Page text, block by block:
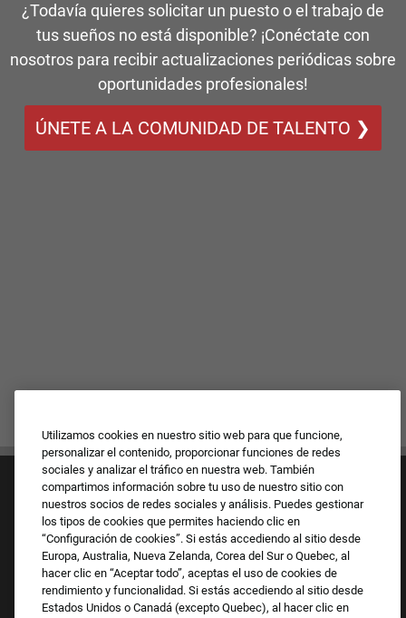
¿Todavía quieres solicitar un puesto o el trabajo de
tus sueños no está disponible? ¡Conéctate con
nosotros para recibir actualizaciones periódicas sobre
oportunidades profesionales!
ÚNETE A LA COMUNIDAD DE TALENTO ❯
Cultura y valores
Nuestras marcas
Empresa
Utilizamos cookies en nuestro sitio web para que funcione,
personalizar el contenido, proporcionar funciones de redes
sociales y analizar el tráfico en nuestra web. También
compartimos información sobre tu uso de nuestro sitio con
nuestros socios de redes sociales y análisis. Puedes gestionar
los tipos de cookies que permites haciendo clic en
“Configuración de cookies”. Si estás accediendo al sitio desde
Europa, Australia, Nueva Zelanda, Corea del Sur o Quebec, al
hacer clic en “Aceptar todo”, aceptas el uso de cookies de
rendimiento y funcionalidad. Si estás accediendo al sitio desde
Estados Unidos o Canadá (excepto Quebec), al hacer clic en